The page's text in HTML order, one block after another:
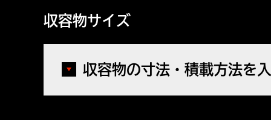
収容物サイズ
収容物の寸法・積載方法を